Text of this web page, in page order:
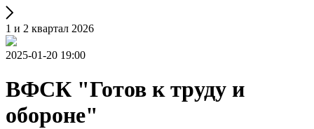
1 и 2 квартал 2026
2025-01-20 19:00
ВФСК "Готов к труду и
обороне"